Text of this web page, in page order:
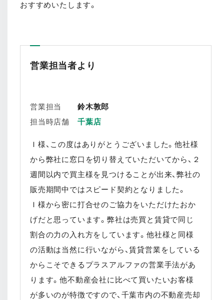
おすすめいたします。
営業担当者より
営業担当
鈴木敦郎
担当時店舗
千葉店
Ｉ様、この度はありがとうございました。他社様
から弊社に窓口を切り替えていただいてから、２
週間以内で買主様を見つけることが出来、弊社の
販売期間中ではスピード契約となりました。
Ｉ様から密に打合せのご協力をいただけたおか
げだと思っています。弊社は売買と賃貸で同じ
割合の力の入れ方をしています。他社様と同様
の活動は当然に行いながら、賃貸営業をしている
からこそできるプラスアルファの営業手法があ
ります。他不動産会社に比べて買いたいお客様
が多いのが特徴ですので、千葉市内の不動産売却